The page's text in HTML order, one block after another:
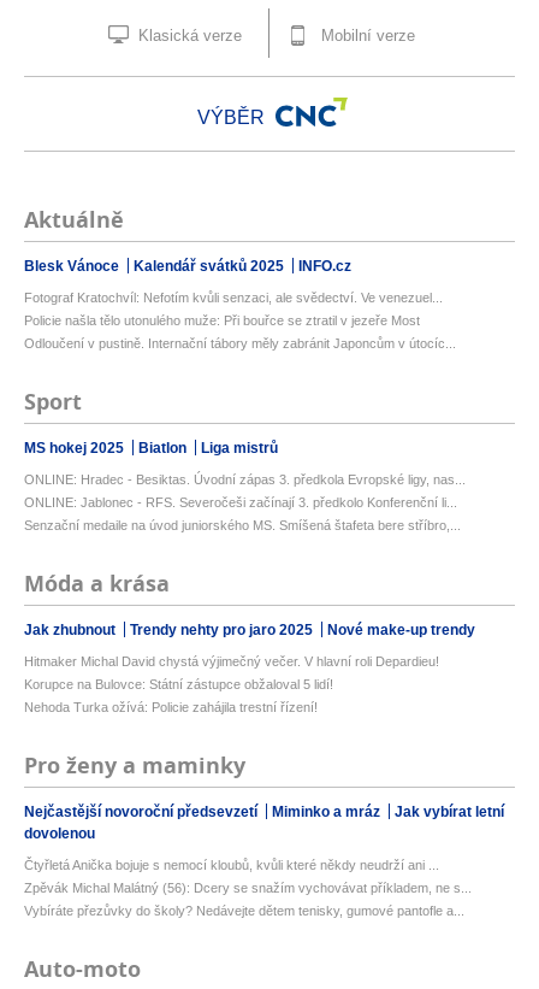
Klasická verze Mobilní verze
VÝBĚR
Aktuálně
Blesk Vánoce Kalendář svátků 2025 INFO.cz
Fotograf Kratochvíl: Nefotím kvůli senzaci, ale svědectví. Ve venezuel...
Policie našla tělo utonulého muže: Při bouřce se ztratil v jezeře Most
Odloučení v pustině. Internační tábory měly zabránit Japoncům v útocíc...
Sport
MS hokej 2025 Biatlon Liga mistrů
ONLINE: Hradec - Besiktas. Úvodní zápas 3. předkola Evropské ligy, nas...
ONLINE: Jablonec - RFS. Severočeši začínají 3. předkolo Konferenční li...
Senzační medaile na úvod juniorského MS. Smíšená štafeta bere stříbro,...
Móda a krása
Jak zhubnout Trendy nehty pro jaro 2025 Nové make-up trendy
Hitmaker Michal David chystá výjimečný večer. V hlavní roli Depardieu!
Korupce na Bulovce: Státní zástupce obžaloval 5 lidí!
Nehoda Turka ožívá: Policie zahájila trestní řízení!
Pro ženy a maminky
Nejčastější novoroční předsevzetí Miminko a mráz
Jak vybírat letní
dovolenou
Čtyřletá Anička bojuje s nemocí kloubů, kvůli které někdy neudrží ani ...
Zpěvák Michal Malátný (56): Dcery se snažím vychovávat příkladem, ne s...
Vybíráte přezůvky do školy? Nedávejte dětem tenisky, gumové pantofle a...
Auto-moto